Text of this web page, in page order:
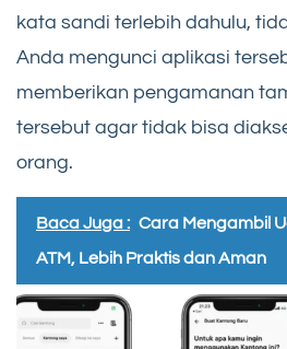
kata sandi terlebih dahulu,
Anda mengunci aplikasi
memberikan pengamanan
tersebut agar tidak bisa
orang.
Baca Juga : Cara Mengambil
ATM, Lebih Praktis dan Aman